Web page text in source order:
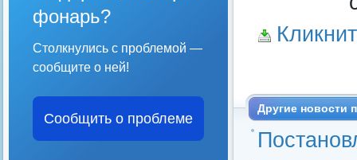
Другие новости
фонарь?
Столкнулись с проблемой —
сообщите о ней!
Сообщить о проблеме